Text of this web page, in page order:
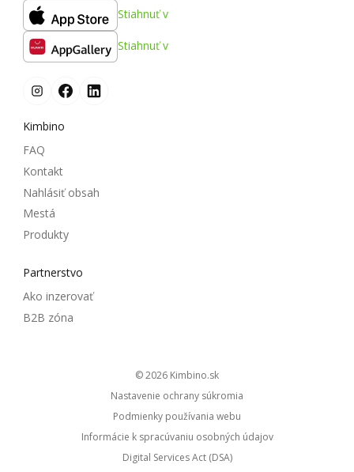
Stiahnuť v
Stiahnuť v
Kimbino
FAQ
Kontakt
Nahlásiť obsah
Mestá
Produkty
Partnerstvo
Ako inzerovať
B2B zóna
© 2026
kimbino.sk
Nastavenie ochrany súkromia
Podmienky používania webu
Informácie k spracúvaniu osobných údajov
Digital Services Act (DSA)